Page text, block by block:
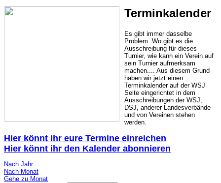
Terminkalender
Es gibt immer dasselbe
Problem. Wo gibt es die
Ausschreibung für dieses
Turnier, wie kann ein Verein auf
sein Turnier aufmerksam
machen.... Aus diesem Grund
haben wir jetzt einen
Terminkalender auf der WSJ
Seite eingerichtet in dem
Ausschreibungen der WSJ,
DSJ, anderer Landesverbände
und von Vereinen stehen
werden.
Hier könnt ihr eure Termine einreichen
Hier könnt ihr den Kalender abonnieren
Nach Jahr
Nach Monat
Gehe zu Monat